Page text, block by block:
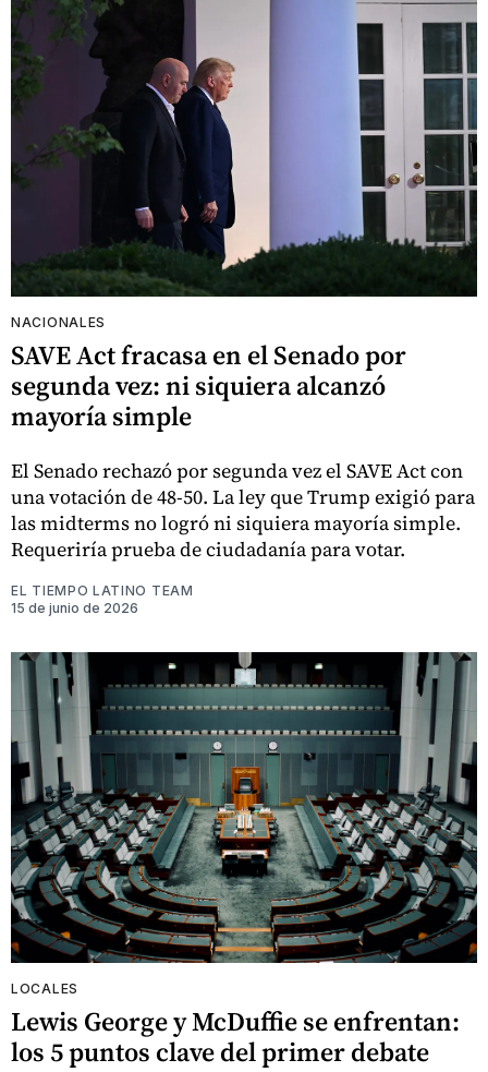
NACIONALES
SAVE Act fracasa en el Senado por
segunda vez: ni siquiera alcanzó
mayoría simple
El Senado rechazó por segunda vez el SAVE Act con
una votación de 48-50. La ley que Trump exigió para
las midterms no logró ni siquiera mayoría simple.
Requeriría prueba de ciudadanía para votar.
EL TIEMPO LATINO TEAM
15 de junio de 2026
LOCALES
Lewis George y McDuffie se enfrentan:
los 5 puntos clave del primer debate